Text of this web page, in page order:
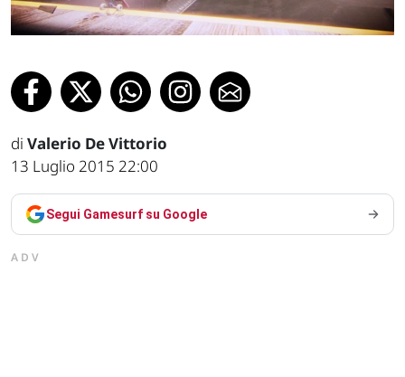
di Valerio De Vittorio
13 Luglio 2015 22:00
Segui Gamesurf su Google
ADV